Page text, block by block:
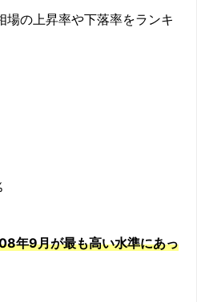
場の上昇率や下落率をランキ
年9月が最も高い水準にあっ